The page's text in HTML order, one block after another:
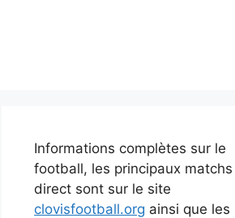
Informations complètes sur le
football, les principaux matchs
direct sont sur le site
clovisfootball.org ainsi que les